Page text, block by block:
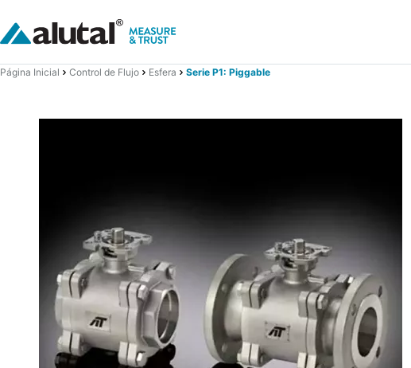
Página Inicial Control de Flujo Esfera Serie P1: Piggable